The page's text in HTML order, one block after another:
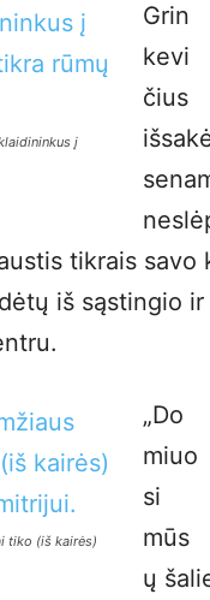
į
Grin
kevi
čius
tikrais savo
iš sąstingio
tiko (iš kairės)
„Do
miuo
si
mūs
ų